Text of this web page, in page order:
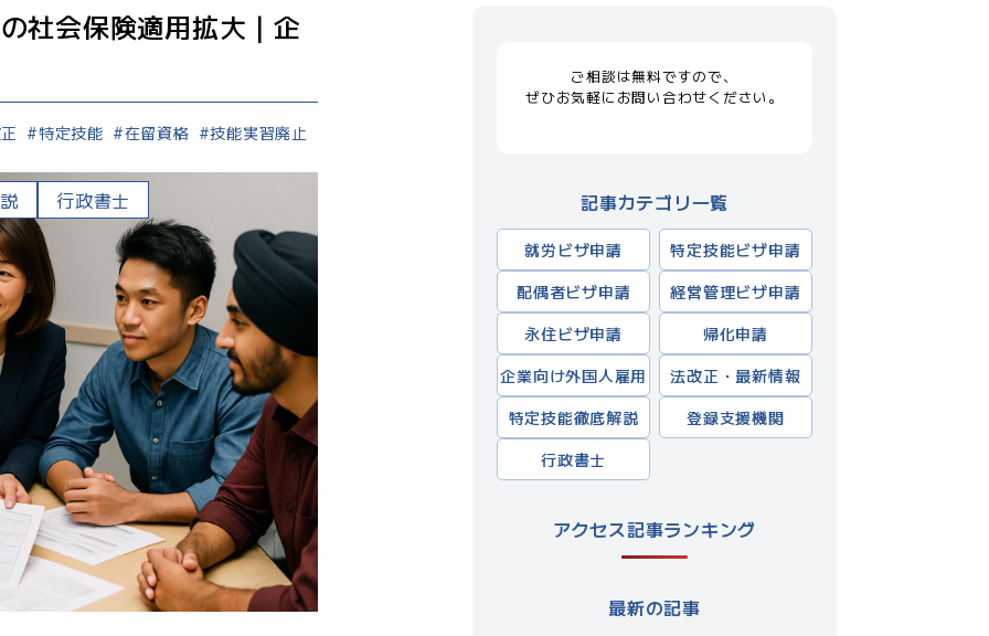
社会保険適用拡大｜企
特定技能 在留資格 技能実習廃止
行政書士
ご相談は無料ですので、
ぜひお気軽にお問い合わせください。
記事カテゴリ一覧
就労ビザ申請
特定技能ビザ申請
配偶者ビザ申請
経営管理ビザ申請
永住ビザ申請
帰化申請
企業向け外国人雇用
法改正・最新情報
特定技能徹底解説
登録支援機関
行政書士
アクセス記事ランキング
最新の記事